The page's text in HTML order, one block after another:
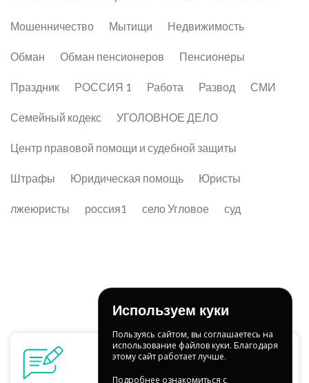
Мошенничество Мытищи Недвижимость
Обман Обман пенсионеров Пенсионеры
Праздник РОССИЯ 1 Работа Развод СМИ
Семейный кодекс УГОЛОВНОЕ ДЕЛО
Центр правовой помощи и судебной защиты
Штрафы Юридическая помощь Юристы
лжеюристы россия1 село Угловое суд
Используем куки
Пользуясь сайтом, вы соглашаетесь на
использование файлов куки. Благодаря
этому сайт работает лучше.
Подробнее ознакомиться с